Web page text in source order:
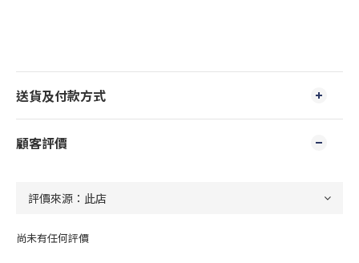
送貨及付款方式
顧客評價
尚未有任何評價